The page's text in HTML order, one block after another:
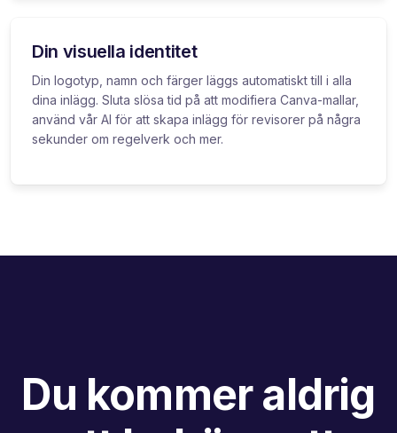
Din visuella identitet
Din logotyp, namn och färger läggs automatiskt till i alla
dina inlägg. Sluta slösa tid på att modifiera Canva-mallar,
använd vår AI för att skapa inlägg för revisorer på några
sekunder om regelverk och mer.
Du kommer aldrig